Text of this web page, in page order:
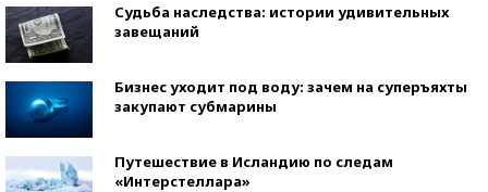
Судьба наследства: истории удивительных
завещаний
Бизнес уходит под воду: зачем на суперъяхты
закупают субмарины
Путешествие в Исландию по следам
«Интерстеллара»